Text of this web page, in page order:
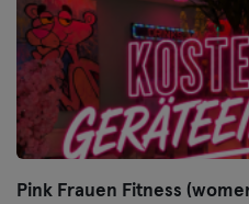
Pink Frauen Fitness
Essen
Flensburg
Frankfurt
Frankfurt an der